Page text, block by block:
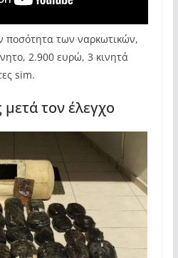
ποσότητα των ναρκωτικών,
2.900 ευρώ, 3 κινητά
sim.
τον έλεγχο